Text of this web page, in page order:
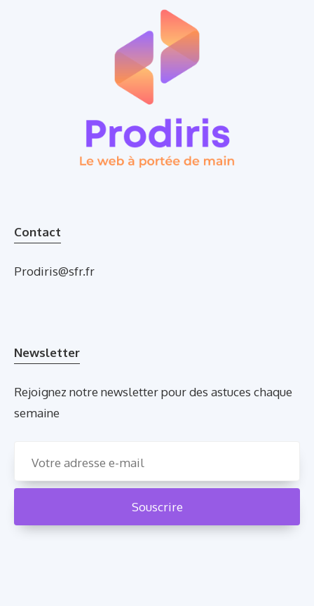
Contact
Prodiris@sfr.fr
Newsletter
Rejoignez notre newsletter pour des astuces chaque
semaine